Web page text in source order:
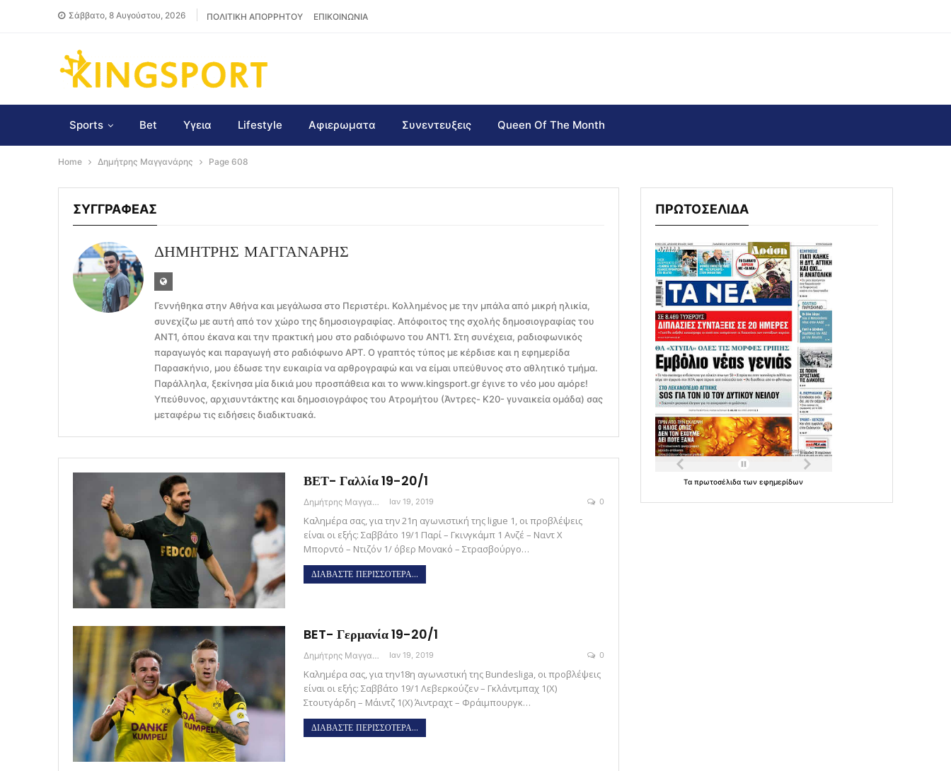
Σάββατο, 8 Αυγούστου, 2026 ΠΟΛΙΤΙΚΗ ΑΠΟΡΡΗΤΟΥ ΕΠΙΚΟΙΝΩΝΙΑ
Sports Bet Υγεια Lifestyle Αφιερωματα Συνεντευξεις Queen Of The Month
Home Δημήτρης Μαγγανάρης Page 608
ΣΥΓΓΡΑΦΕΑΣ
ΔΗΜΗΤΡΗΣ ΜΑΓΓΑΝΑΡΗΣ
Γεννήθηκα στην Αθήνα και μεγάλωσα στο Περιστέρι. Κολλημένος με την μπάλα από μικρή ηλικία,
συνεχίζω με αυτή από τον χώρο της δημοσιογραφίας. Απόφοιτος της σχολής δημοσιογραφίας του
ΑΝΤ1, όπου έκανα και την πρακτική μου στο ραδιόφωνο του ΑΝΤ1. Στη συνέχεια, ραδιοφωνικός
παραγωγός και παραγωγή στο ραδιόφωνο ΑΡΤ. Ο γραπτός τύπος με κέρδισε και η εφημερίδα
Παρασκήνιο, μου έδωσε την ευκαιρία να αρθρογραφώ και να είμαι υπεύθυνος στο αθλητικό τμήμα.
Παράλληλα, ξεκίνησα μία δικιά μου προσπάθεια και το www.kingsport.gr έγινε το νέο μου αμόρε!
Υπεύθυνος, αρχισυντάκτης και δημοσιογράφος του Ατρομήτου (Άντρες- Κ20- γυναικεία ομάδα) σας
μεταφέρω τις ειδήσεις διαδικτυακά.
ΒΕΤ- Γαλλία 19-20/1
Δημήτρης Μαγγανάρης Ιαν 19, 2019 0
Καλημέρα σας, για την 21η αγωνιστική της ligue 1, οι προβλέψεις
είναι οι εξής: Σαββάτο 19/1 Παρί – Γκινγκάμπ 1 Ανζέ – Ναντ Χ
Μπορντό – Ντιζόν 1/ όβερ Μονακό – Στρασβούργο…
ΔΙΑΒΑΣΤΕ ΠΕΡΙΣΣΟΤΕΡΑ...
BET- Γερμανία 19-20/1
Δημήτρης Μαγγανάρης Ιαν 19, 2019 0
Καλημέρα σας, για την18η αγωνιστική της Bundesliga, οι προβλέψεις
είναι οι εξής: Σαββάτο 19/1 Λεβερκούζεν – Γκλάντμπαχ 1(Χ)
Στουτγάρδη – Μάιντζ 1(Χ) Άιντραχτ – Φράιμπουργκ…
ΔΙΑΒΑΣΤΕ ΠΕΡΙΣΣΟΤΕΡΑ...
ΠΡΩΤΟΣΕΛΙΔΑ
Ταπρωτοσέλιδατωνεφημερίδων